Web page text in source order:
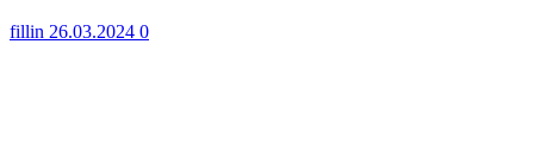
fillin 26.03.2024 0